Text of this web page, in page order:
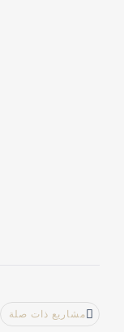
مشاريع ذات صلة